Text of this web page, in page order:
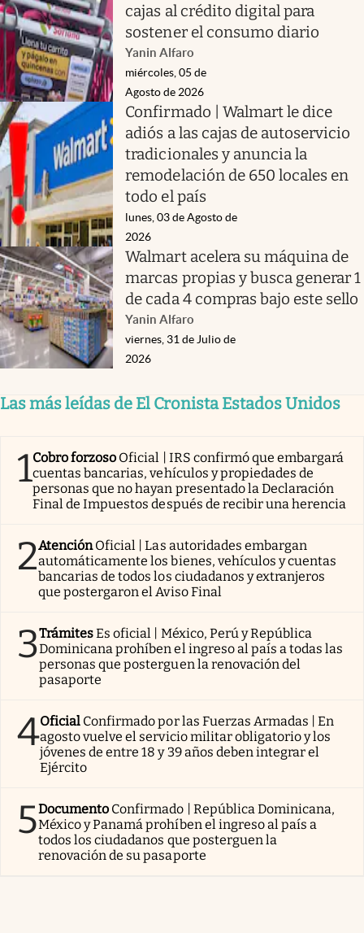
cajas al crédito digital para
sostener el consumo diario
Yanin Alfaro
miércoles, 05 de
Agosto de 2026
Confirmado | Walmart le dice
adiós a las cajas de autoservicio
tradicionales y anuncia la
remodelación de 650 locales en
todo el país
lunes, 03 de Agosto de
2026
Walmart acelera su máquina de
marcas propias y busca generar 1
de cada 4 compras bajo este sello
Yanin Alfaro
viernes, 31 de Julio de
2026
Las más leídas de El Cronista Estados Unidos
1Cobro forzoso Oficial | IRS confirmó que embargará
cuentas bancarias, vehículos y propiedades de
personas que no hayan presentado la Declaración
Final de Impuestos después de recibir una herencia
2AtenciónOficial | Las autoridades embargan
automáticamente los bienes, vehículos y cuentas
bancarias de todos los ciudadanos y extranjeros
que postergaron el Aviso Final
3TrámitesEs oficial | México, Perú y República
Dominicana prohíben el ingreso al país a todas las
personas que posterguen la renovación del
pasaporte
4Oficial Confirmado por las Fuerzas Armadas | En
agosto vuelve el servicio militar obligatorio y los
jóvenes de entre 18 y 39 años deben integrar el
Ejército
5Documento Confirmado | República Dominicana,
México y Panamá prohíben el ingreso al país a
todos los ciudadanos que posterguen la
renovación de su pasaporte